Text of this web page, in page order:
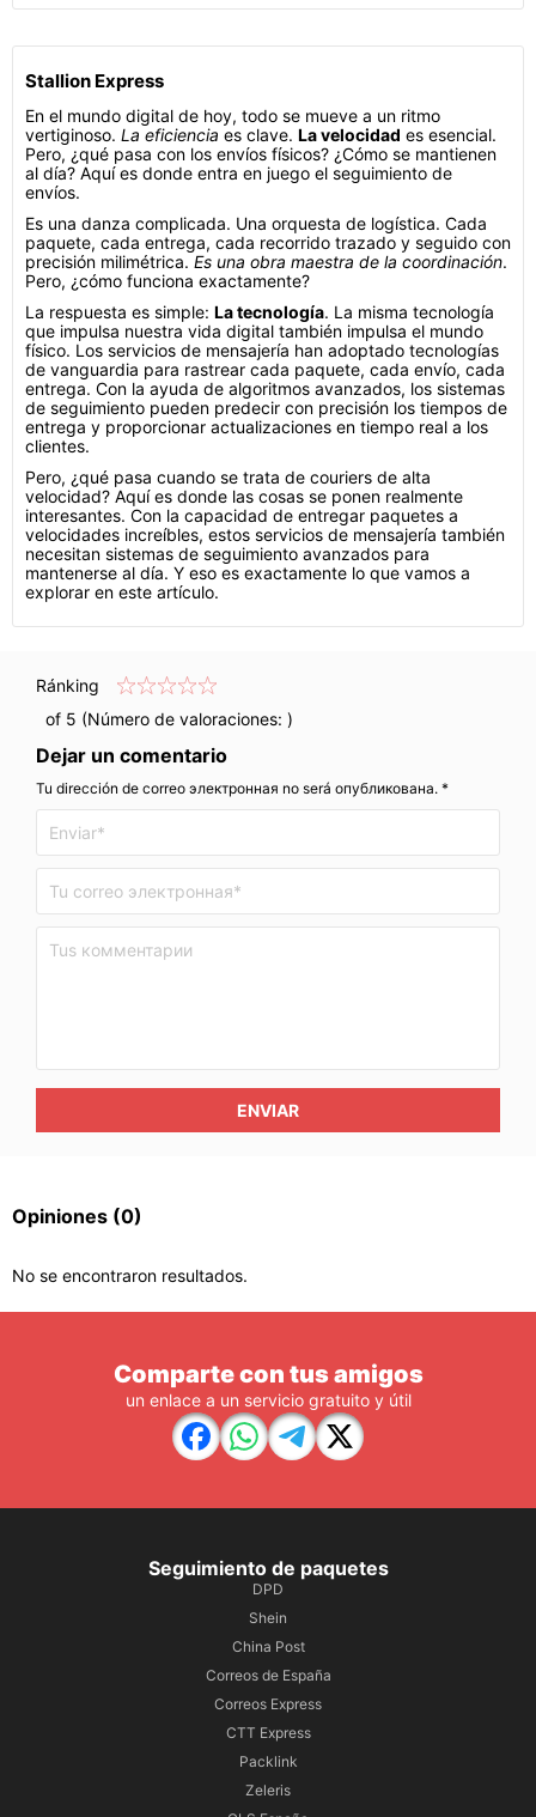
Stallion Express
En el mundo digital de hoy, todo se mueve a un ritmo
vertiginoso. La eficiencia es clave. La velocidad es esencial.
Pero, ¿qué pasa con los envíos físicos? ¿Cómo se mantienen
al día? Aquí es donde entra en juego el seguimiento de
envíos.
Es una danza complicada. Una orquesta de logística. Cada
paquete, cada entrega, cada recorrido trazado y seguido con
precisión milimétrica. Es una obra maestra de la coordinación.
Pero, ¿cómo funciona exactamente?
La respuesta es simple: La tecnología. La misma tecnología
que impulsa nuestra vida digital también impulsa el mundo
físico. Los servicios de mensajería han adoptado tecnologías
de vanguardia para rastrear cada paquete, cada envío, cada
entrega. Con la ayuda de algoritmos avanzados, los sistemas
de seguimiento pueden predecir con precisión los tiempos de
entrega y proporcionar actualizaciones en tiempo real a los
clientes.
Pero, ¿qué pasa cuando se trata de couriers de alta
velocidad? Aquí es donde las cosas se ponen realmente
interesantes. Con la capacidad de entregar paquetes a
velocidades increíbles, estos servicios de mensajería también
necesitan sistemas de seguimiento avanzados para
mantenerse al día. Y eso es exactamente lo que vamos a
explorar en este artículo.
Ránking
of 5 (Número de valoraciones: )
Dejar un comentario
Tu dirección de correo электронная no será опубликована. *
ENVIAR
Opiniones (0)
No se encontraron resultados.
Comparte con tus amigos
un enlace a un servicio gratuito y útil
Seguimiento de paquetes
DPD
Shein
China Post
Correos de España
Correos Express
CTT Express
Packlink
Zeleris